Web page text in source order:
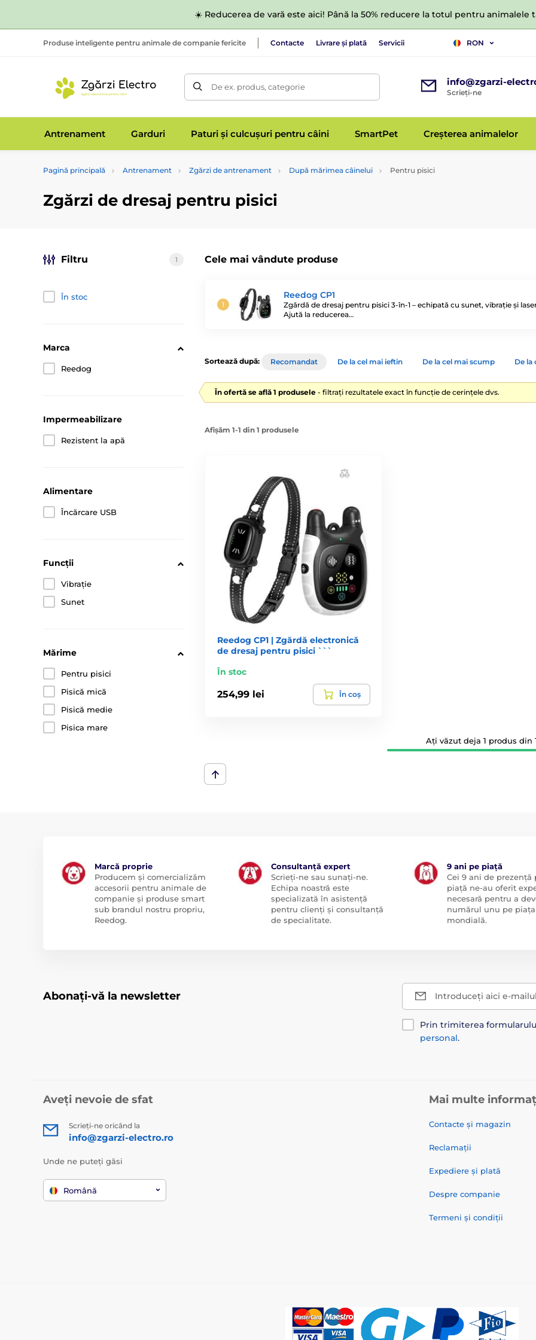
☀️ Reducerea de vară este aici! Până la 50% reducere la totul pentru animalele
Produse inteligente pentru animale de companie fericite Contacte Livrare și plată Servicii RON
De ex. produs, categorie info@zgarzi-
Scrieți-ne
Antrenament Garduri Paturi și culcușuri pentru câini SmartPet Creșterea animalelor
Pagină principală Antrenament Zgărzi de antrenament După mărimea câinelui Pentru pisici
Zgărzi de dresaj pentru pisici
Cele mai vândute produse
Reedog CP1
Zgărdă de dresaj pentru pisici 3-în-1 – echipată cu sunet, vibrație și
Ajută la reducerea…
Filtru 1
În stoc
Marca
Reedog
Impermeabilizare
Rezistent la apă
Alimentare
Încărcare USB
Funcții
Vibrație
Sunet
Mărime
Pentru pisici
Pisică mică
Pisică medie
Pisica mare
Sortează după: Recomandat De la cel mai ieftin De la cel mai scump De la
În ofertă se află 1 produsele - filtrați rezultatele exact în funcție de cerințele dvs.
Afișăm 1-1 din 1 produsele
Reedog CP1 | Zgărdă electronică
de dresaj pentru pisici ```
În stoc
254,99 lei În coș
Ați văzut deja 1 produs din
Marcă proprie
Producem și comercializăm
accesorii pentru animale de
companie și produse smart
sub brandul nostru propriu,
Reedog.
Consultanță expert
Scrieți-ne sau sunați-ne.
Echipa noastră este
specializată în asistență
pentru clienți și consultanță
de specialitate.
9 ani pe piață
Cei 9 ani de prezență
piață ne-au oferit
necesară pentru a
numărul unu pe piața
mondială.
Abonați-vă la newsletter Introduceți aici e-
Prin trimiterea
personal.
Aveți nevoie de sfat
Scrieți-ne oricând la
info@zgarzi-electro.ro
Unde ne puteți găsi
Română
Mai multe
Contacte și magazin
Reclamații
Expediere și plată
Despre companie
Termeni și condiții